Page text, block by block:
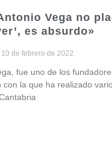
Vega no
es absurdo»
de febrero de 2022
fue uno de los
con la que ha realizado